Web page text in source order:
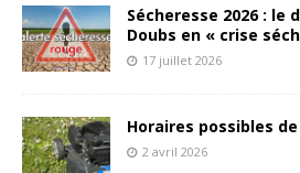
Sécheresse 2026 : le
Doubs en « crise
17 juillet 2026
Horaires possibles
2 avril 2026